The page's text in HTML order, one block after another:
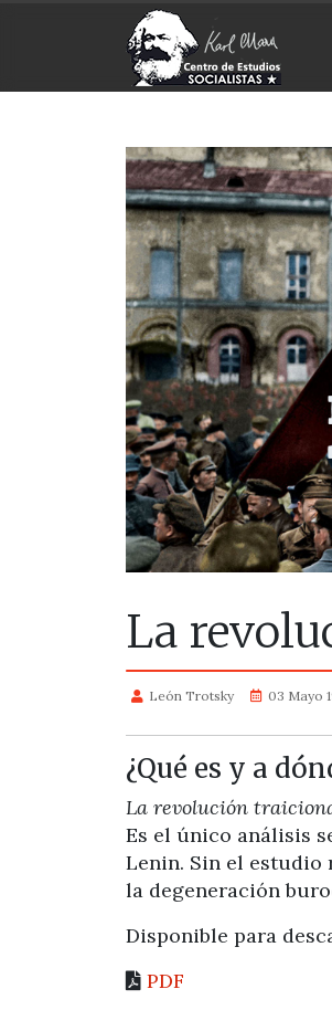
La
León Trotsky 03 Mayo
¿Qué es y a
La revolución
Es el único análisis
Lenin. Sin el estudio
la degeneración
Disponible para
PDF